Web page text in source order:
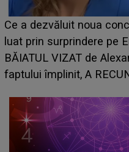
HOROSCOP de
care riscă să rămână
grabă îi aduce pierderi
planurile peste cap